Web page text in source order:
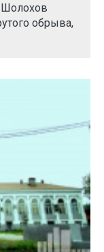
Шолохов
обрыва,